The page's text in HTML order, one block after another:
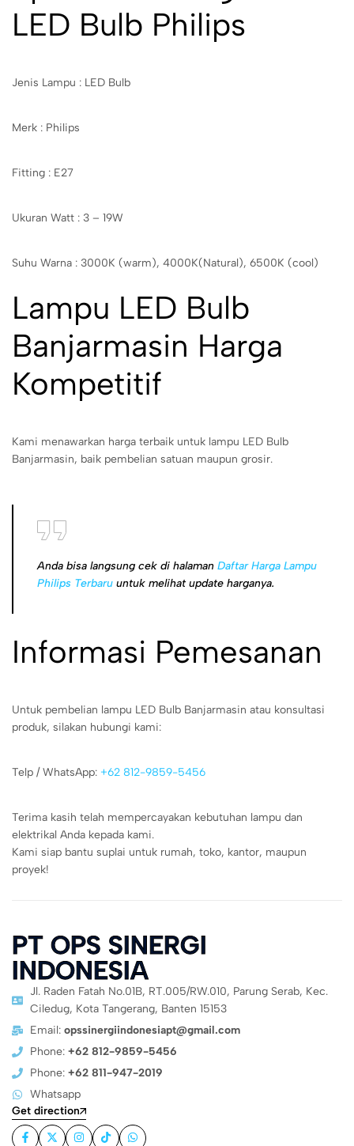
LED Bulb Philips
Jenis Lampu : LED Bulb
Merk : Philips
Fitting : E27
Ukuran Watt : 3 – 19W
Suhu Warna : 3000K (warm), 4000K(Natural), 6500K (cool)
Lampu LED Bulb
Banjarmasin Harga
Kompetitif
Kami menawarkan harga terbaik untuk lampu LED Bulb
Banjarmasin, baik pembelian satuan maupun grosir.
Anda bisa langsung cek di halaman Daftar Harga Lampu
Philips Terbaru untuk melihat update harganya.
Informasi Pemesanan
Untuk pembelian lampu LED Bulb Banjarmasin atau konsultasi
produk, silakan hubungi kami:
Telp / WhatsApp: +62 812-9859-5456
Terima kasih telah mempercayakan kebutuhan lampu dan
elektrikal Anda kepada kami.
Kami siap bantu suplai untuk rumah, toko, kantor, maupun
proyek!
PT OPS SINERGI
INDONESIA
Jl. Raden Fatah No.01B, RT.005/RW.010, Parung Serab, Kec.
Ciledug, Kota Tangerang, Banten 15153
Email: opssinergiindonesiapt@gmail.com
Phone: +62 812-9859-5456
Phone: +62 811-947-2019
Whatsapp
Get direction